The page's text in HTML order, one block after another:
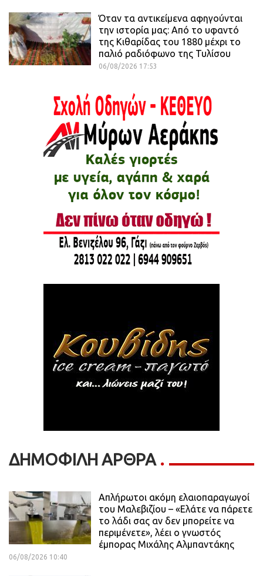
Όταν τα αντικείμενα αφηγούνται
την ιστορία μας: Από το υφαντό
της Κιθαρίδας του 1880 μέχρι το
παλιό ραδιόφωνο της Τυλίσου
06/08/2026 17:53
ΔΗΜΟΦΙΛΗ ΑΡΘΡΑ
Απλήρωτοι ακόμη ελαιοπαραγωγοί
του Μαλεβιζίου – «Ελάτε να πάρετε
το λάδι σας αν δεν μπορείτε να
περιμένετε», λέει ο γνωστός
έμπορας Μιχάλης Αλμπαντάκης
06/08/2026 10:40